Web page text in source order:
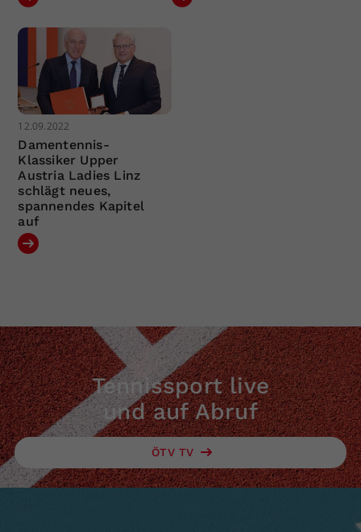
12.09.2022
Damentennis-
Klassiker Upper
Austria Ladies Linz
schlägt neues,
spannendes Kapitel
auf
Tennissport live
und auf Abruf
ÖTV TV